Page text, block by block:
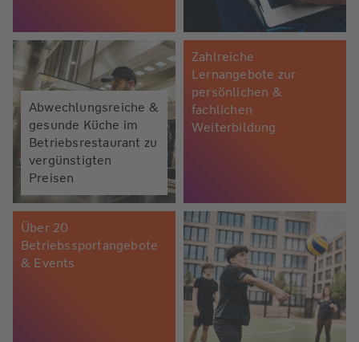
Abwechlungsreiche &
gesunde Küche im
Betriebsrestaurant zu
vergünstigten
Preisen
Zahlreiche
Lernangebote zur
persönlichen &
fachlichen
Weiterbildung
Über 20
Betriebssportangebote
& Events